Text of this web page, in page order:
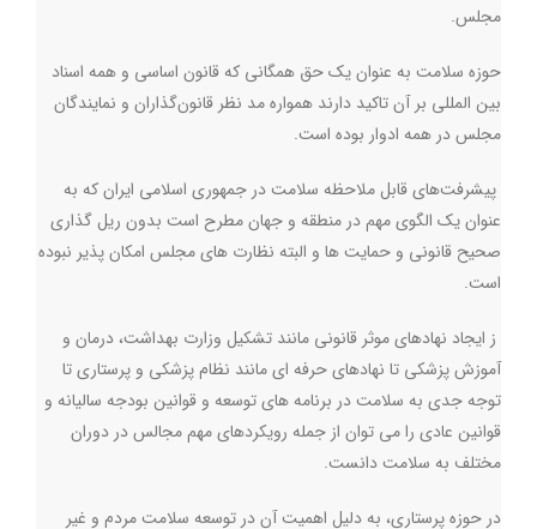
مجلس.
حوزه سلامت به عنوان یک حق همگانی که قانون اساسی و همه اسناد
بین المللی بر آن تاکید دارند همواره مد نظر قانون‌گذاران و نمایندگان
مجلس در همه ادوار بوده است.
پیشرفت‌های قابل ملاحظه سلامت در جمهوری اسلامی ایران که به
عنوان یک الگوی مهم در منطقه و جهان مطرح است بدون ریل گذاری
صحیح قانونی و حمایت ها و البته نظارت های مجلس امکان پذیر نبوده
است.
ز ایجاد نهادهای موثر قانونی مانند تشکیل وزارت بهداشت، درمان و
آموزش پزشکی تا نهادهای حرفه ای مانند نظام پزشکی و پرستاری تا
توجه جدی به سلامت در برنامه های توسعه و قوانین بودجه سالیانه و
قوانین عادی را می توان از جمله رویکردهای مهم مجالس در دوران
مختلف به سلامت دانست.
در حوزه پرستاری، به دلیل اهمیت آن در توسعه سلامت مردم و غیر